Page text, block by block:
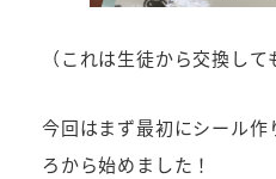
（これは生徒から交換し
今回はまず最初にシール作
ろから始めました！